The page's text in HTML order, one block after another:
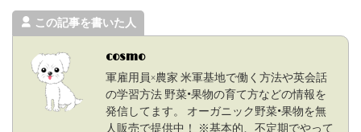
この記事を書いた人
cosmo
軍雇用員×農家 米軍基地で働く方法や英会話
の学習方法 野菜•果物の育て方などの情報を
発信してます。 オーガニック野菜•果物を無
人販売で提供中！ ※基本的、不定期でやって